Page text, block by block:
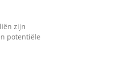
zijn
potentiële